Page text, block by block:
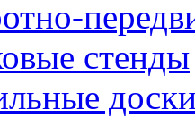
стенды